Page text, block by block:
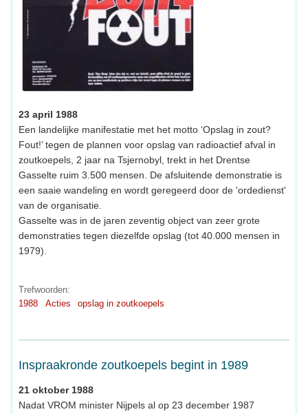
23 april 1988
Een landelijke manifestatie met het motto ‘Opslag in zout?
Fout!’ tegen de plannen voor opslag van radioactief afval in
zoutkoepels, 2 jaar na Tsjernobyl, trekt in het Drentse
Gasselte ruim 3.500 mensen. De afsluitende demonstratie is
een saaie wandeling en wordt geregeerd door de 'ordedienst'
van de organisatie.
Gasselte was in de jaren zeventig object van zeer grote
demonstraties tegen diezelfde opslag (tot 40.000 mensen in
1979).
Trefwoorden:
1988
Acties opslag in zoutkoepels
Inspraakronde zoutkoepels begint in 1989
21 oktober 1988
Nadat VROM minister Nijpels al op 23 december 1987